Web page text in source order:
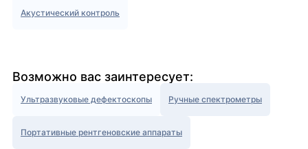
Акустический контроль
Возможно вас заинтересует:
Ультразвуковые дефектоскопы Ручные спектрометры
Портативные рентгеновские аппараты